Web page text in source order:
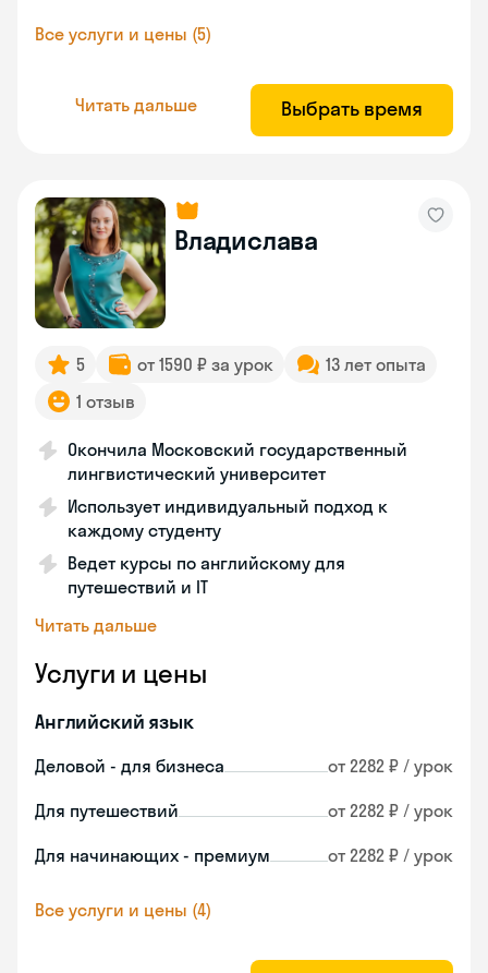
Все услуги и цены (5)
Читать дальше Выбрать время
Владислава
5 от 1590 ₽ за урок
13 лет опыта
1 отзыв
Окончила Московский государственный
лингвистический университет
Использует индивидуальный подход к
каждому студенту
Ведет курсы по английскому для
путешествий и IT
Читать дальше
Услуги и цены
Английский язык
Деловой - для бизнеса от 2282 ₽ / урок
Для путешествий от 2282 ₽ / урок
Для начинающих - премиум от 2282 ₽ / урок
Все услуги и цены (4)